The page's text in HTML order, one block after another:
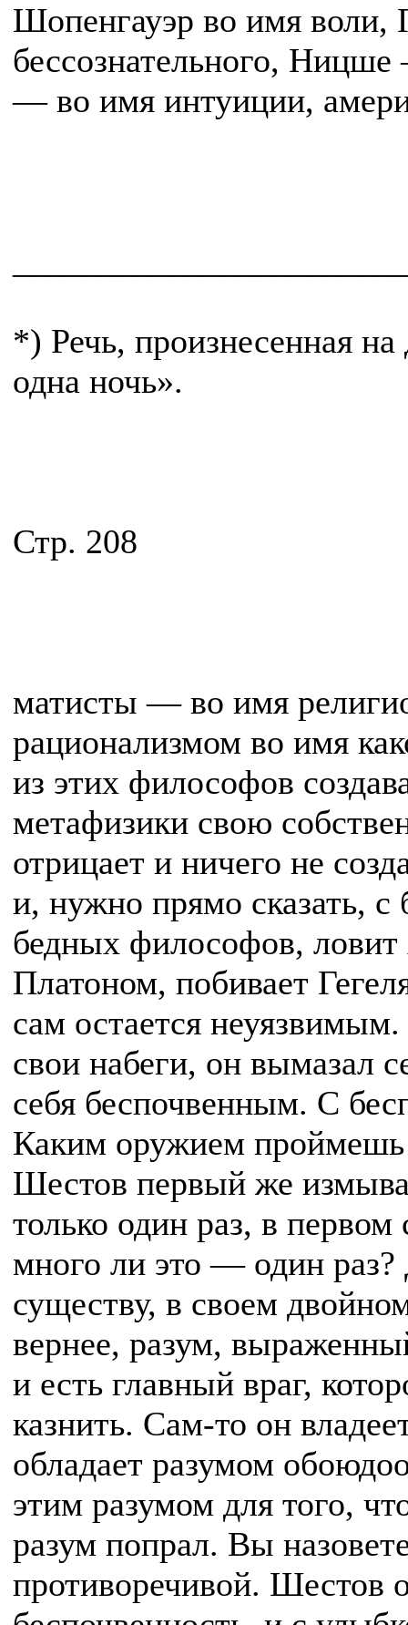
Шопенгауэр во имя
бессознательного,
— во имя интуиции,
*) Речь, произнесенная
одна ночь».
Стр. 208
матисты — во имя
рационализмом во имя
из этих философов
метафизики свою
отрицает и ничего не
и, нужно прямо сказать,
бедных философов, ловит
Платоном, побивает
сам остается
свои набеги, он вымазал
себя беспочвенным. С
Каким оружием проймешь
Шестов первый же
только один раз, в первом
много ли это — один раз?
существу, в своем
вернее, разум,
и есть главный враг,
казнить. Сам-то он
обладает разумом
этим разумом для того,
разум попрал. Вы
противоречивой. Шестов